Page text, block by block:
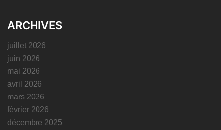
ARCHIVES
juillet 2026
juin 2026
mai 2026
avril 2026
mars 2026
février 2026
décembre 2025